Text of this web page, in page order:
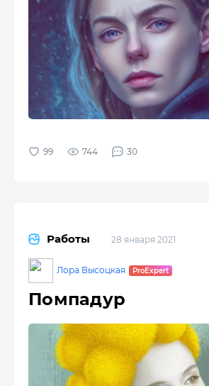
744 30
Работы 28 января 2021
Лора Высоцкая
Помпадур